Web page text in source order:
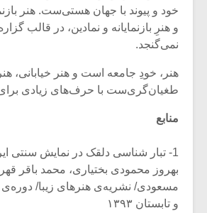
خود و پیوند با جهان هستی‌ست. هنر
و هنرِ بازنمایانه و نمادین، در قالب
نمی‌گنجد.
هنر، خودِ جامعه است و هنر خیابانی،
طغیان‌گری‌ست با حرف‌های زیادی
منابع
1- تبار شناسی دلقک در نمایش سنتی
بهروز محمودی بختیاری، محمد باقر
و تابستان ۱۳۹۳